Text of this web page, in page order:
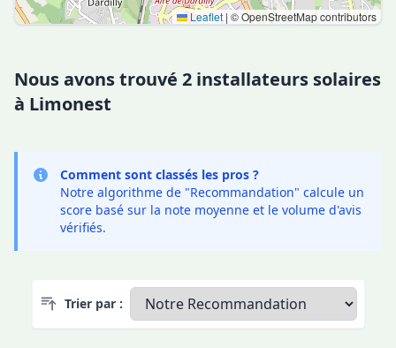
Leaflet | © OpenStreetMap contributors
Nous avons trouvé 2 installateurs solaires
à Limonest
Comment sont classés les pros ?
Notre algorithme de "Recommandation" calcule un
score basé sur la note moyenne et le volume d'avis
vérifiés.
Trier par :